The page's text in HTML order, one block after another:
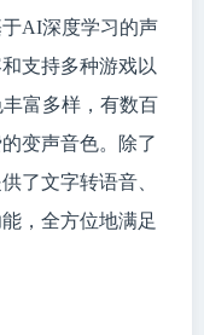
AI深度学习的声
支持多种游戏以
富多样，有数百
变声音色。除了
了文字转语音、
，全方位地满足